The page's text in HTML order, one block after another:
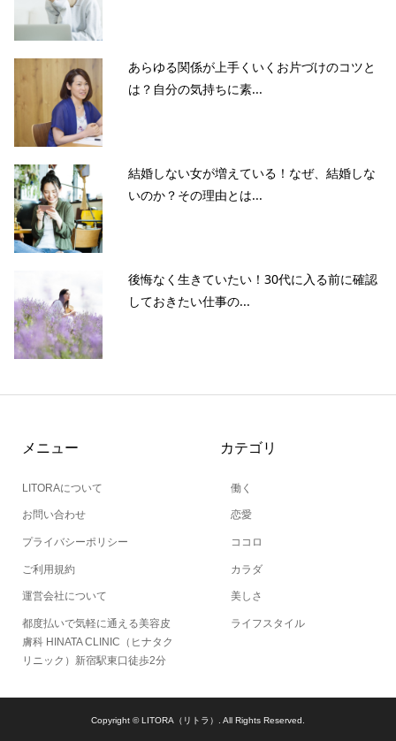
あらゆる関係が上手くいくお片づけのコツと
は？自分の気持ちに素...
結婚しない女が増えている！なぜ、結婚しな
いのか？その理由とは...
後悔なく生きていたい！30代に入る前に確認
しておきたい仕事の...
メニュー
LITORAについて
お問い合わせ
プライバシーポリシー
ご利用規約
運営会社について
都度払いで気軽に通える美容皮
膚科 HINATA CLINIC（ヒナタク
リニック）新宿駅東口徒歩2分
カテゴリ
働く
恋愛
ココロ
カラダ
美しさ
ライフスタイル
Copyright ©LITORA（リトラ）. All Rights Reserved.